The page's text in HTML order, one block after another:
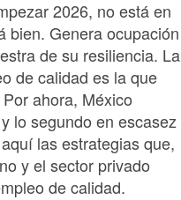
2026, no está en
bien. Genera ocupación
de su resiliencia. La
de calidad es la que
ahora, México
lo segundo en escasez
las estrategias que,
y el sector privado
de calidad.